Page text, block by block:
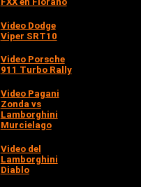
Video Dodge
Viper SRT10
Video Porsche
911 Turbo Rally
Video Pagani
Zonda vs
Lamborghini
Murcielago
Video del
Lamborghini
Diablo